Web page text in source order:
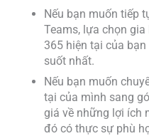
Nếu bạn muốn tiếp
Teams, lựa chọn
365 hiện tại của
suốt nhất.
Nếu bạn muốn
tại của mình sang
giá về những lợi ích
đó có thực sự phù